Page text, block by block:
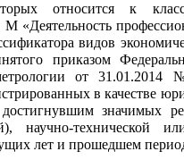
относится к
М «Деятельность
видов
приказом
от
в качестве
значимых
научно-технической
лет и прошедшем